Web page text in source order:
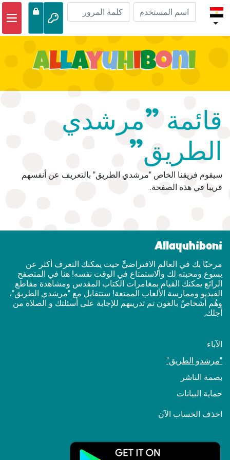
مغامرات الكتاب المقدس
الحياة البرية
قائمة "مرشدي
الطريق"
سيقوم فريقنا الخاص "مرشدي الطريق" بالتعريف عن أنفسهم
قريبا في هذه الصفحة.
Allayuhiboni
مرحبًا بك في العالمٍ الافتراضيٍّ حيث يمكنك التعرف أكثر عن
يسوع ومحبته لك والاستمتاع في الوقت نفسه! هنا في المتصفح
الرائع يمكنك القيام بمغامرات الكتاب المقدس ومشاهدة مقاطع
الفيديو وممارسة الألعاب الممتعة! ستتقابل مع "مرشدي الطريق"،
وهُم أشخاصٌ بالغون تم تدريبهم للإجابة على أسئلتك و الصلاة من
أجلك,
الآباء
"مرشدو الطريق"
بصمة الناشر
حماية البيانات
احذف الحساب الآن